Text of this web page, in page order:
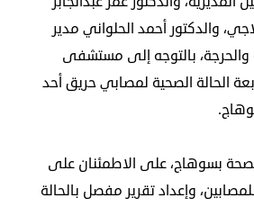
والدكتور أحمد الحلواني مدير
والحرجة، بالتوجه إلى مستشفى
الحالة الصحية لمصابي حريق أحد
بسوهاج، على الاطمئنان على
وإعداد تقرير مفصل بالحالة